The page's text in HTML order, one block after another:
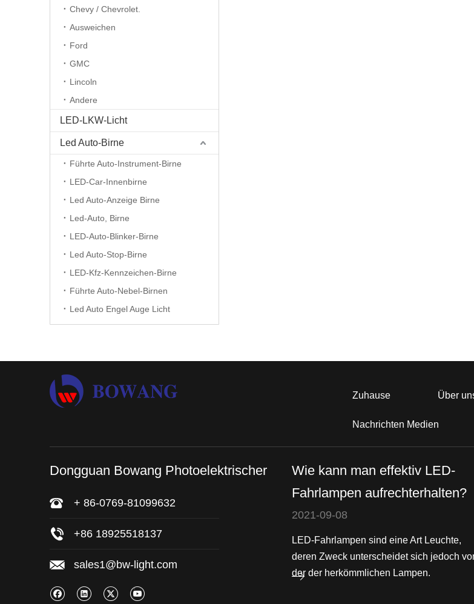
Chevy / Chevrolet.
Ausweichen
Ford
GMC
Lincoln
Andere
LED-LKW-Licht
Led Auto-Birne
Führte Auto-Instrument-Birne
LED-Car-Innenbirne
Led Auto-Anzeige Birne
Led-Auto, Birne
LED-Auto-Blinker-Birne
Led Auto-Stop-Birne
LED-Kfz-Kennzeichen-Birne
Führte Auto-Nebel-Birnen
Led Auto Engel Auge Licht
Zuhause Über
Nachrichten Medien
Dongguan Bowang Photoelektrischer
+ 86-0769-81099632
+86 18925518137
sales1@bw-light.com
Wie kann man effektiv LED-
Fahrlampen aufrechterhalten?
2021-09-08
LED-Fahrlampen sind eine Art Leuchte,
deren Zweck unterscheidet sich jedoch
der der herkömmlichen Lampen.